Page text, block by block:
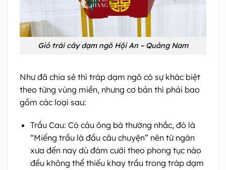
Giỏ trái cây dạm ngõ Hội An – Quảng Nam
Như đã chia sẻ thì tráp dạm ngõ có sự khác biệt
theo từng vùng miền, nhưng cơ bản thì phải bao
gồm các loại sau:
Trầu Cau: Có câu ông bà thường nhắc, đó là
“Miếng trầu là đầu câu chuyện” nên từ ngàn
xưa đến nay dù đám cưới theo phong tục nào
đều không thể thiếu khay trầu trong tráp dạm